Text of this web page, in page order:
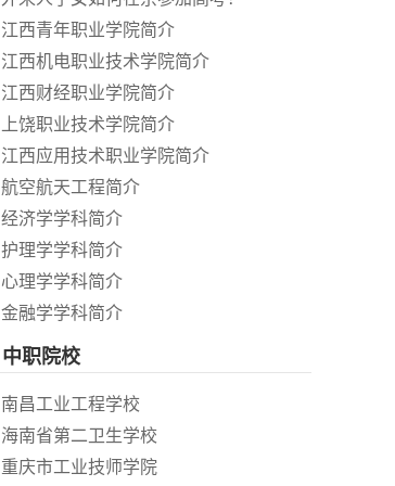
江西青年职业学院简介
江西机电职业技术学院简介
江西财经职业学院简介
上饶职业技术学院简介
江西应用技术职业学院简介
航空航天工程简介
经济学学科简介
护理学学科简介
心理学学科简介
金融学学科简介
中职院校
南昌工业工程学校
海南省第二卫生学校
重庆市工业技师学院